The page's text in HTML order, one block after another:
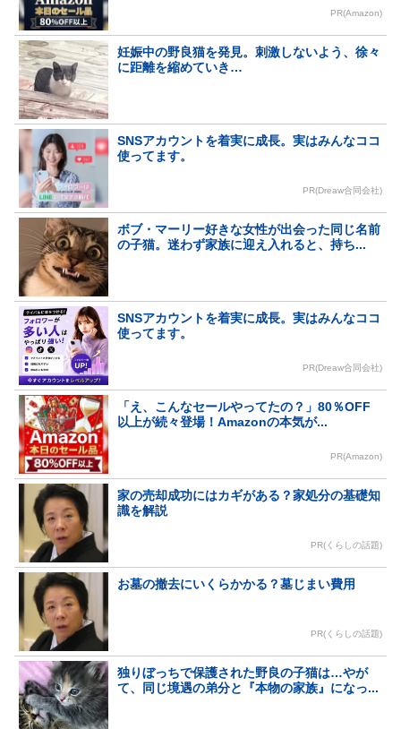
PR(Amazon)
妊娠中の野良猫を発見。刺激しないよう、徐々
に距離を縮めていき…
SNSアカウントを着実に成長。実はみんなココ
使ってます。
PR(Dreaw合同会社)
ボブ・マーリー好きな女性が出会った同じ名前
の子猫。迷わず家族に迎え入れると、持ち...
SNSアカウントを着実に成長。実はみんなココ
使ってます。
PR(Dreaw合同会社)
「え、こんなセールやってたの？」80％OFF
以上が続々登場！Amazonの本気が...
PR(Amazon)
家の売却成功にはカギがある？家処分の基礎知
識を解説
PR(くらしの話題)
お墓の撤去にいくらかかる？墓じまい費用
PR(くらしの話題)
独りぼっちで保護された野良の子猫は…やが
て、同じ境遇の弟分と『本物の家族』になっ...